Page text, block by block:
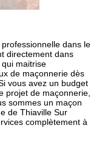
professionnelle dans le
directement dans
qui maitrise
de maçonnerie dès
vous avez un budget
projet de maçonnerie,
sommes un maçon
de Thiaville Sur
complètement à